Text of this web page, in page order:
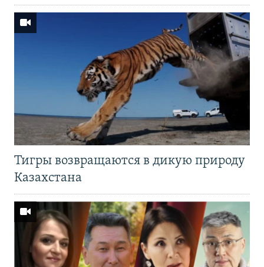
Тигры возвращаются в дикую природу
Казахстана